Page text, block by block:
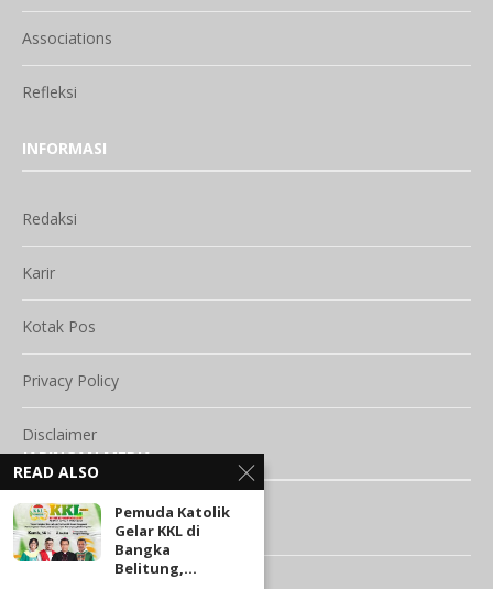
Associations
Refleksi
INFORMASI
Redaksi
Karir
Kotak Pos
Privacy Policy
Disclaimer
JARINGAN MEDIA
Vatican.va
READ ALSO
Pemuda Katolik
Gelar KKL di
Bangka
Belitung,...